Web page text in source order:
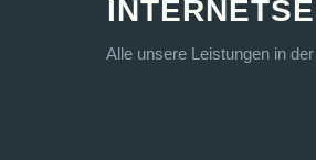
Alle unsere Leistungen in